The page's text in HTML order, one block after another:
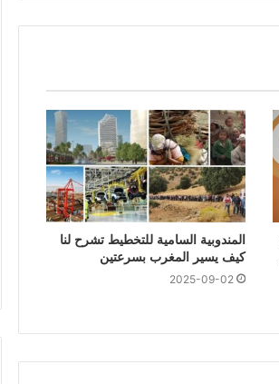
المندوبية السامية للتخطيط تشرح لنا
كيف يسير المغرب بسرعتين
2025-09-02